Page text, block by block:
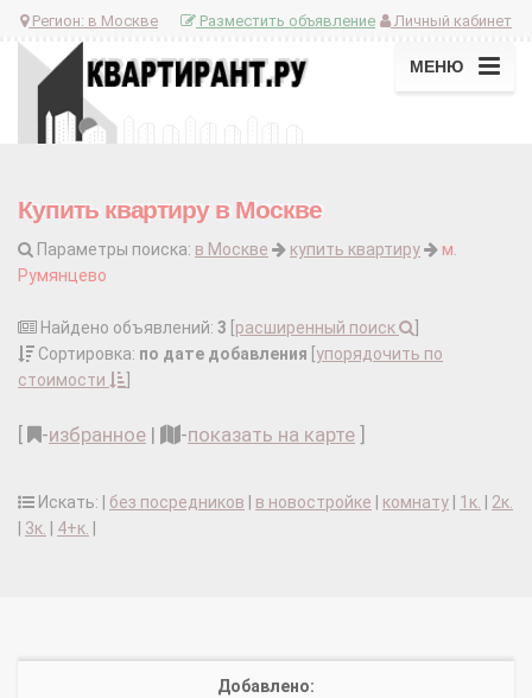
Регион: в Москве Личный кабинет
Разместить объявление
МЕНЮ
Купить квартиру в Москве
Параметры поиска: в Москве купить квартиру
м.
Румянцево
Найдено объявлений: 3 расширенный поиск
Сортировка: по дате добавления упорядочить по
стоимости
-избранное | -показать на карте
Искать: | без посредников в новостройке комнату 1к.
2к.
3к. 4+к.
Добавлено: